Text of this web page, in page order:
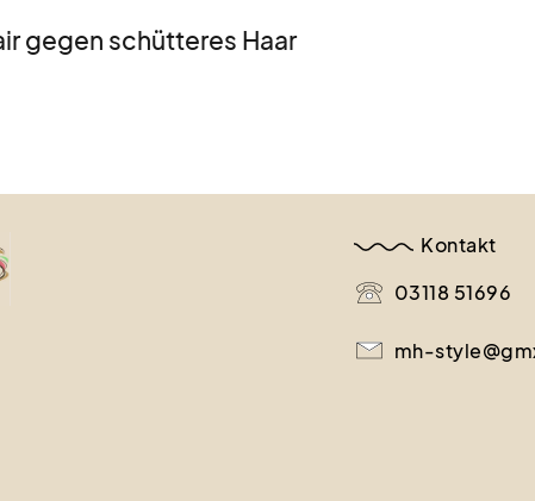
gegen schütteres Haar
Kontakt
03118 51696
mh-